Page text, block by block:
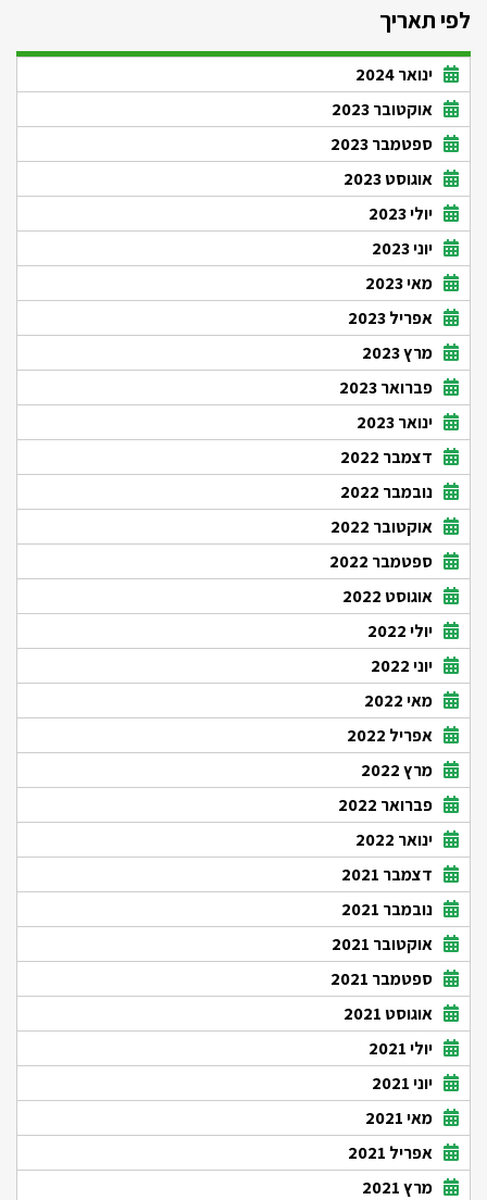
לפי תאריך
ינואר 2024
אוקטובר 2023
ספטמבר 2023
אוגוסט 2023
יולי 2023
יוני 2023
מאי 2023
אפריל 2023
מרץ 2023
פברואר 2023
ינואר 2023
דצמבר 2022
נובמבר 2022
אוקטובר 2022
ספטמבר 2022
אוגוסט 2022
יולי 2022
יוני 2022
מאי 2022
אפריל 2022
מרץ 2022
פברואר 2022
ינואר 2022
דצמבר 2021
נובמבר 2021
אוקטובר 2021
ספטמבר 2021
אוגוסט 2021
יולי 2021
יוני 2021
מאי 2021
אפריל 2021
מרץ 2021